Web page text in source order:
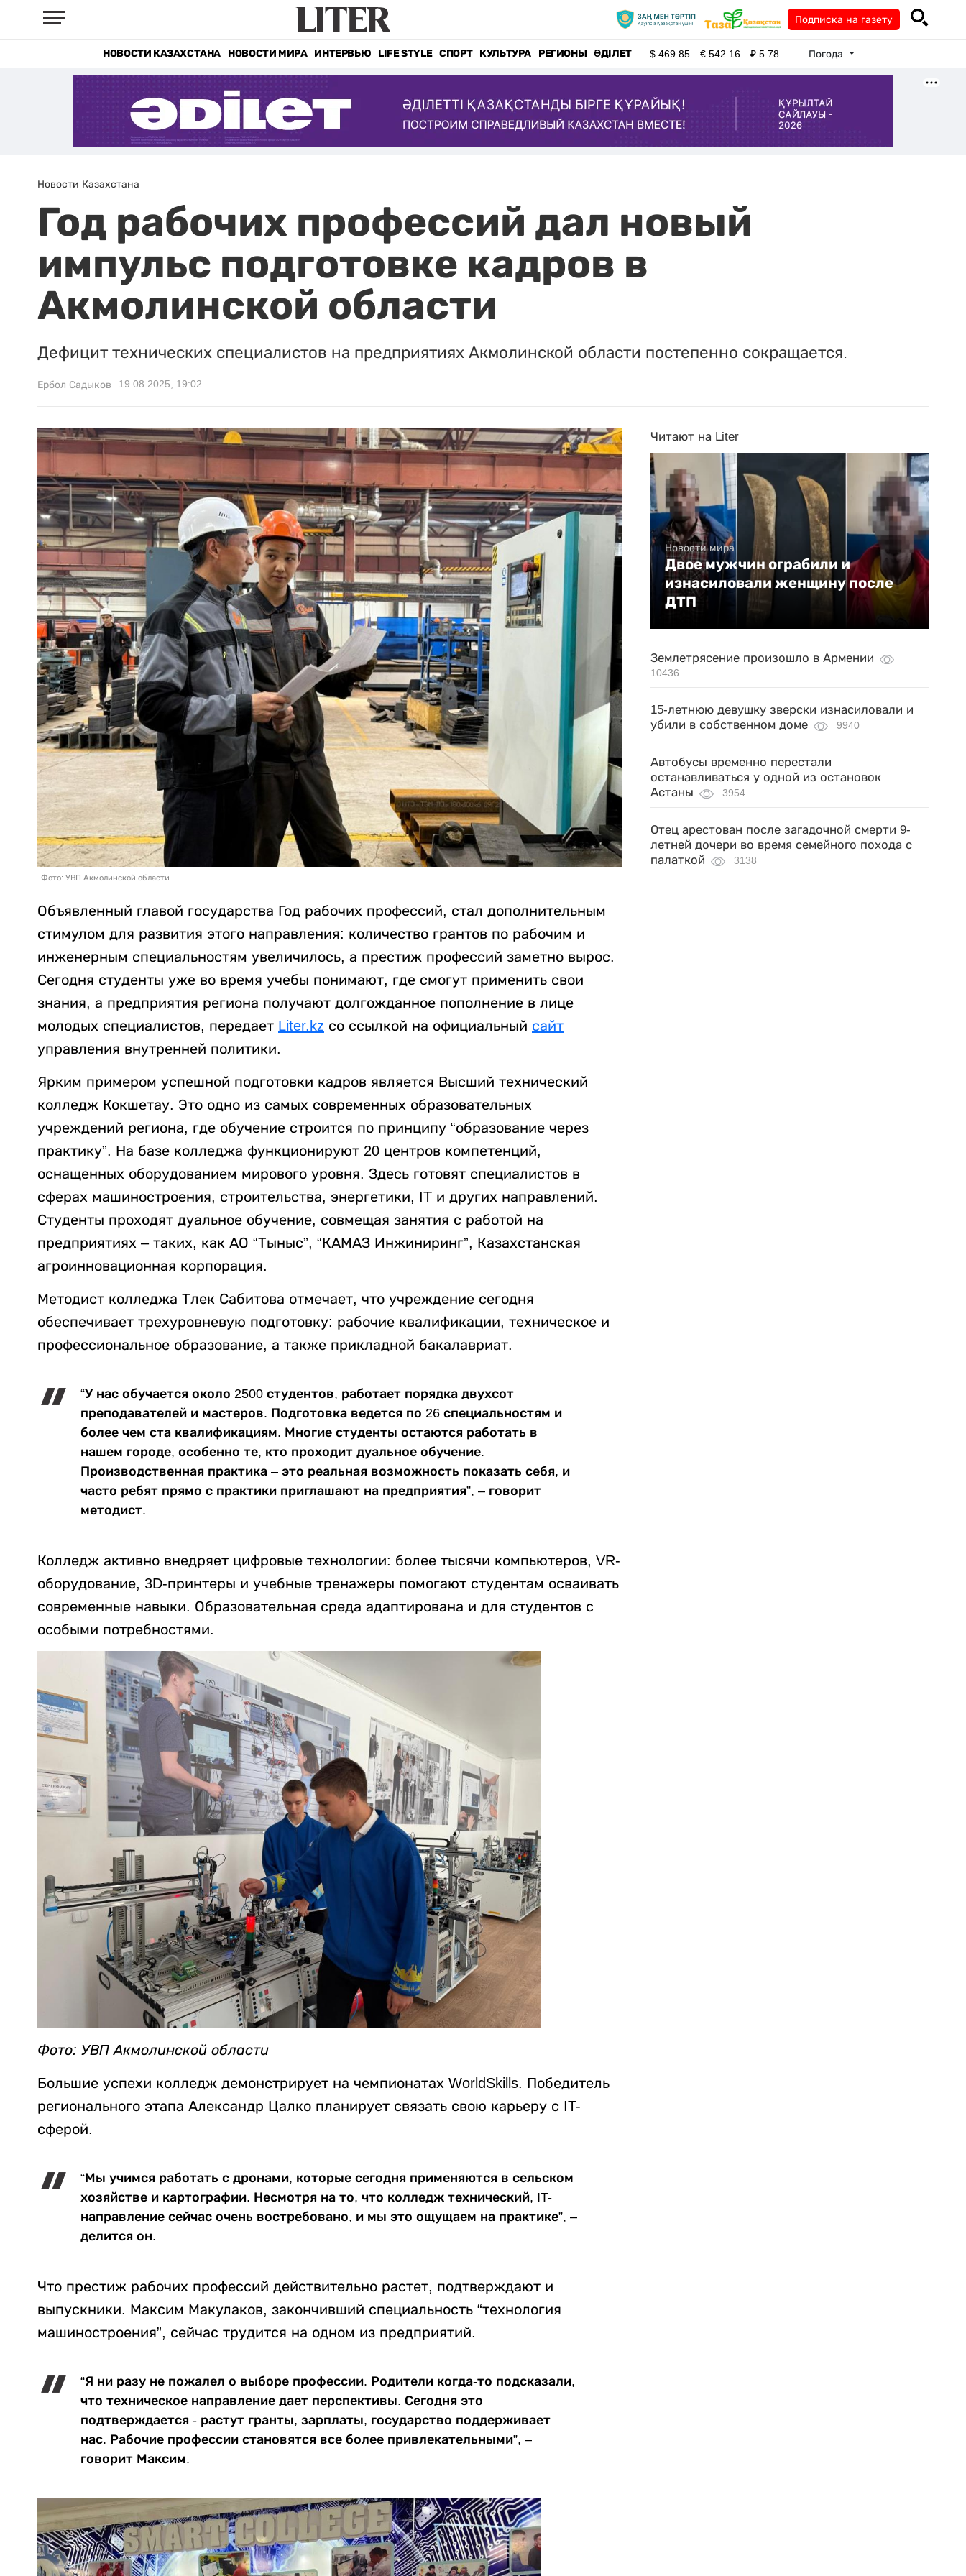
Подписка на газету
НОВОСТИ КАЗАХСТАНА НОВОСТИ МИРА ИНТЕРВЬЮ LIFE STYLE СПОРТ КУЛЬТУРА РЕГИОНЫ ӘДІЛЕТ $469.85 €542.16 ₽5.78 Погода
Новости Казахстана
Год рабочих профессий дал новый
импульс подготовке кадров в
Акмолинской области
Дефицит технических специалистов на предприятиях Акмолинской области постепенно сокращается.
Ербол Садыков 19.08.2025, 19:02
Фото: УВП Акмолинской области
Объявленный главой государства Год рабочих профессий, стал дополнительным
стимулом для развития этого направления: количество грантов по рабочим и
инженерным специальностям увеличилось, а престиж профессий заметно вырос.
Сегодня студенты уже во время учебы понимают, где смогут применить свои
знания, а предприятия региона получают долгожданное пополнение в лице
молодых специалистов, передает Liter.kz со ссылкой на официальный сайт
управления внутренней политики.
Ярким примером успешной подготовки кадров является Высший технический
колледж Кокшетау. Это одно из самых современных образовательных
учреждений региона, где обучение строится по принципу “образование через
практику”. На базе колледжа функционируют 20 центров компетенций,
оснащенных оборудованием мирового уровня. Здесь готовят специалистов в
сферах машиностроения, строительства, энергетики, IT и других направлений.
Студенты проходят дуальное обучение, совмещая занятия с работой на
предприятиях – таких, как АО “Тыныс”, “КАМАЗ Инжиниринг”, Казахстанская
агроинновационная корпорация.
Методист колледжа Тлек Сабитова отмечает, что учреждение сегодня
обеспечивает трехуровневую подготовку: рабочие квалификации, техническое и
профессиональное образование, а также прикладной бакалавриат.
“У нас обучается около 2500 студентов, работает порядка двухсот
преподавателей и мастеров. Подготовка ведется по 26 специальностям и
более чем ста квалификациям. Многие студенты остаются работать в
нашем городе, особенно те, кто проходит дуальное обучение.
Производственная практика – это реальная возможность показать себя, и
часто ребят прямо с практики приглашают на предприятия”, – говорит
методист.
Колледж активно внедряет цифровые технологии: более тысячи компьютеров, VR-
оборудование, 3D-принтеры и учебные тренажеры помогают студентам осваивать
современные навыки. Образовательная среда адаптирована и для студентов с
особыми потребностями.
Фото: УВП Акмолинской области
Большие успехи колледж демонстрирует на чемпионатах WorldSkills. Победитель
регионального этапа Александр Цалко планирует связать свою карьеру с IT-
сферой.
“Мы учимся работать с дронами, которые сегодня применяются в сельском
хозяйстве и картографии. Несмотря на то, что колледж технический, IT-
направление сейчас очень востребовано, и мы это ощущаем на практике”, –
делится он.
Что престиж рабочих профессий действительно растет, подтверждают и
выпускники. Максим Макулаков, закончивший специальность “технология
машиностроения”, сейчас трудится на одном из предприятий.
“Я ни разу не пожалел о выборе профессии. Родители когда-то подсказали,
что техническое направление дает перспективы. Сегодня это
подтверждается - растут гранты, зарплаты, государство поддерживает
нас. Рабочие профессии становятся все более привлекательными”, –
говорит Максим.
Читают на Liter
Новости мира
Двое мужчин ограбили и
изнасиловали женщину после
ДТП
Землетрясение произошло в Армении
10436
15-летнюю девушку зверски изнасиловали и
убили в собственном доме
9940
Автобусы временно перестали
останавливаться у одной из остановок
Астаны
3954
Отец арестован после загадочной смерти 9-
летней дочери во время семейного похода с
палаткой
3138